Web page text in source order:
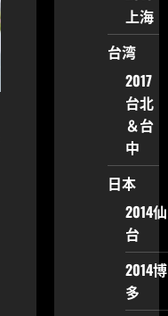
上海
台湾
2017
台北
＆台
中
日本
2014仙
台
2014博
多